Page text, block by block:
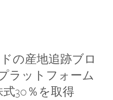
の産地追跡ブロ
ラットフォーム
式30％を取得